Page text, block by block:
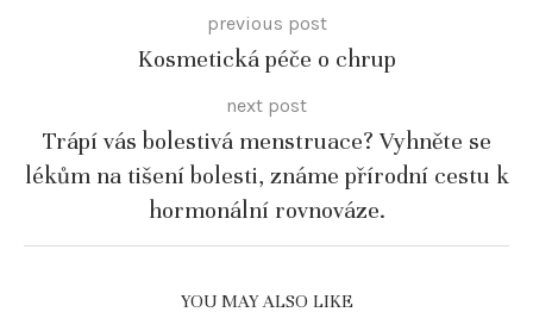
previous post
Kosmetická péče o chrup
next post
Trápí vás bolestivá menstruace? Vyhněte se
lékům na tišení bolesti, známe přírodní cestu k
hormonální rovnováze.
YOU MAY ALSO LIKE